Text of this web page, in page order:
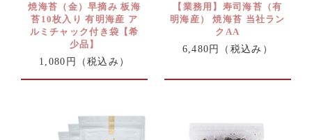
焼海苔（金）早摘み 板海
苔10枚入り 有明海産 ア
ルミチャック付き袋【希
少品】
1,080円
（税込み）
【業務用】寿司海苔（有
明海産） 焼海苔 当社ラン
クAA
6,480円
（税込み）